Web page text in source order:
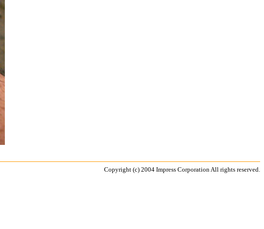
Copyright (c) 2004 Impress Corporation All rights reserved.